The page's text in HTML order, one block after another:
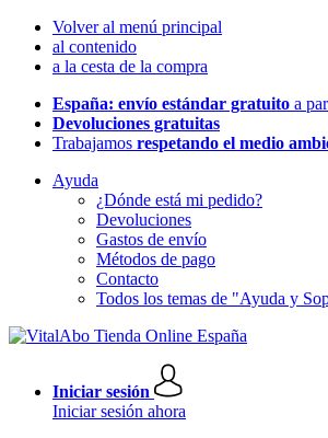
Volver al menú principal
al contenido
a la cesta de la compra
España: envío estándar gratuito a
Devoluciones gratuitas
Trabajamos respetando el medio
Ayuda
¿Dónde está mi pedido?
Devoluciones
Gastos de envío
Métodos de pago
Contacto
Todos los temas de "Ayuda y
Iniciar sesión
Iniciar sesión ahora